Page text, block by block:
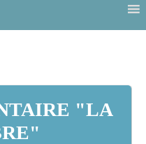
"LA